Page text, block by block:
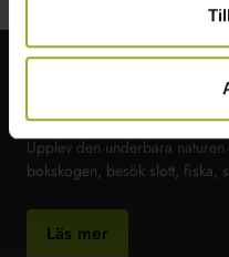
Upplev den underbara
bokskogen, besök slott, fiska,
Läs mer